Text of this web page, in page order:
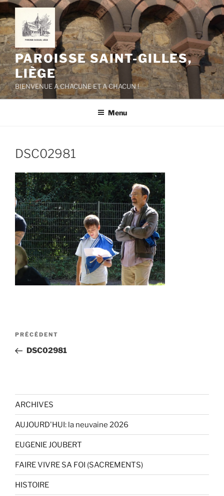
Aller
au
contenu
principal
PAROISSE SAINT-GILLES,
LIÈGE
BIENVENUE A CHACUNE ET A CHACUN !
Menu
DSC02981
Navigation
l’article
Article
précédent
PRÉCÉDENT
DSC02981
ARCHIVES
AUJOURD'HUI: la neuvaine 2026
EUGENIE JOUBERT
FAIRE VIVRE SA FOI (SACREMENTS)
HISTOIRE